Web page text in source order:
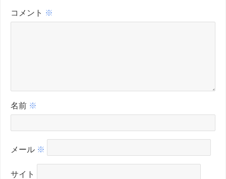
コメント ※
名前 ※
メール ※
サイト